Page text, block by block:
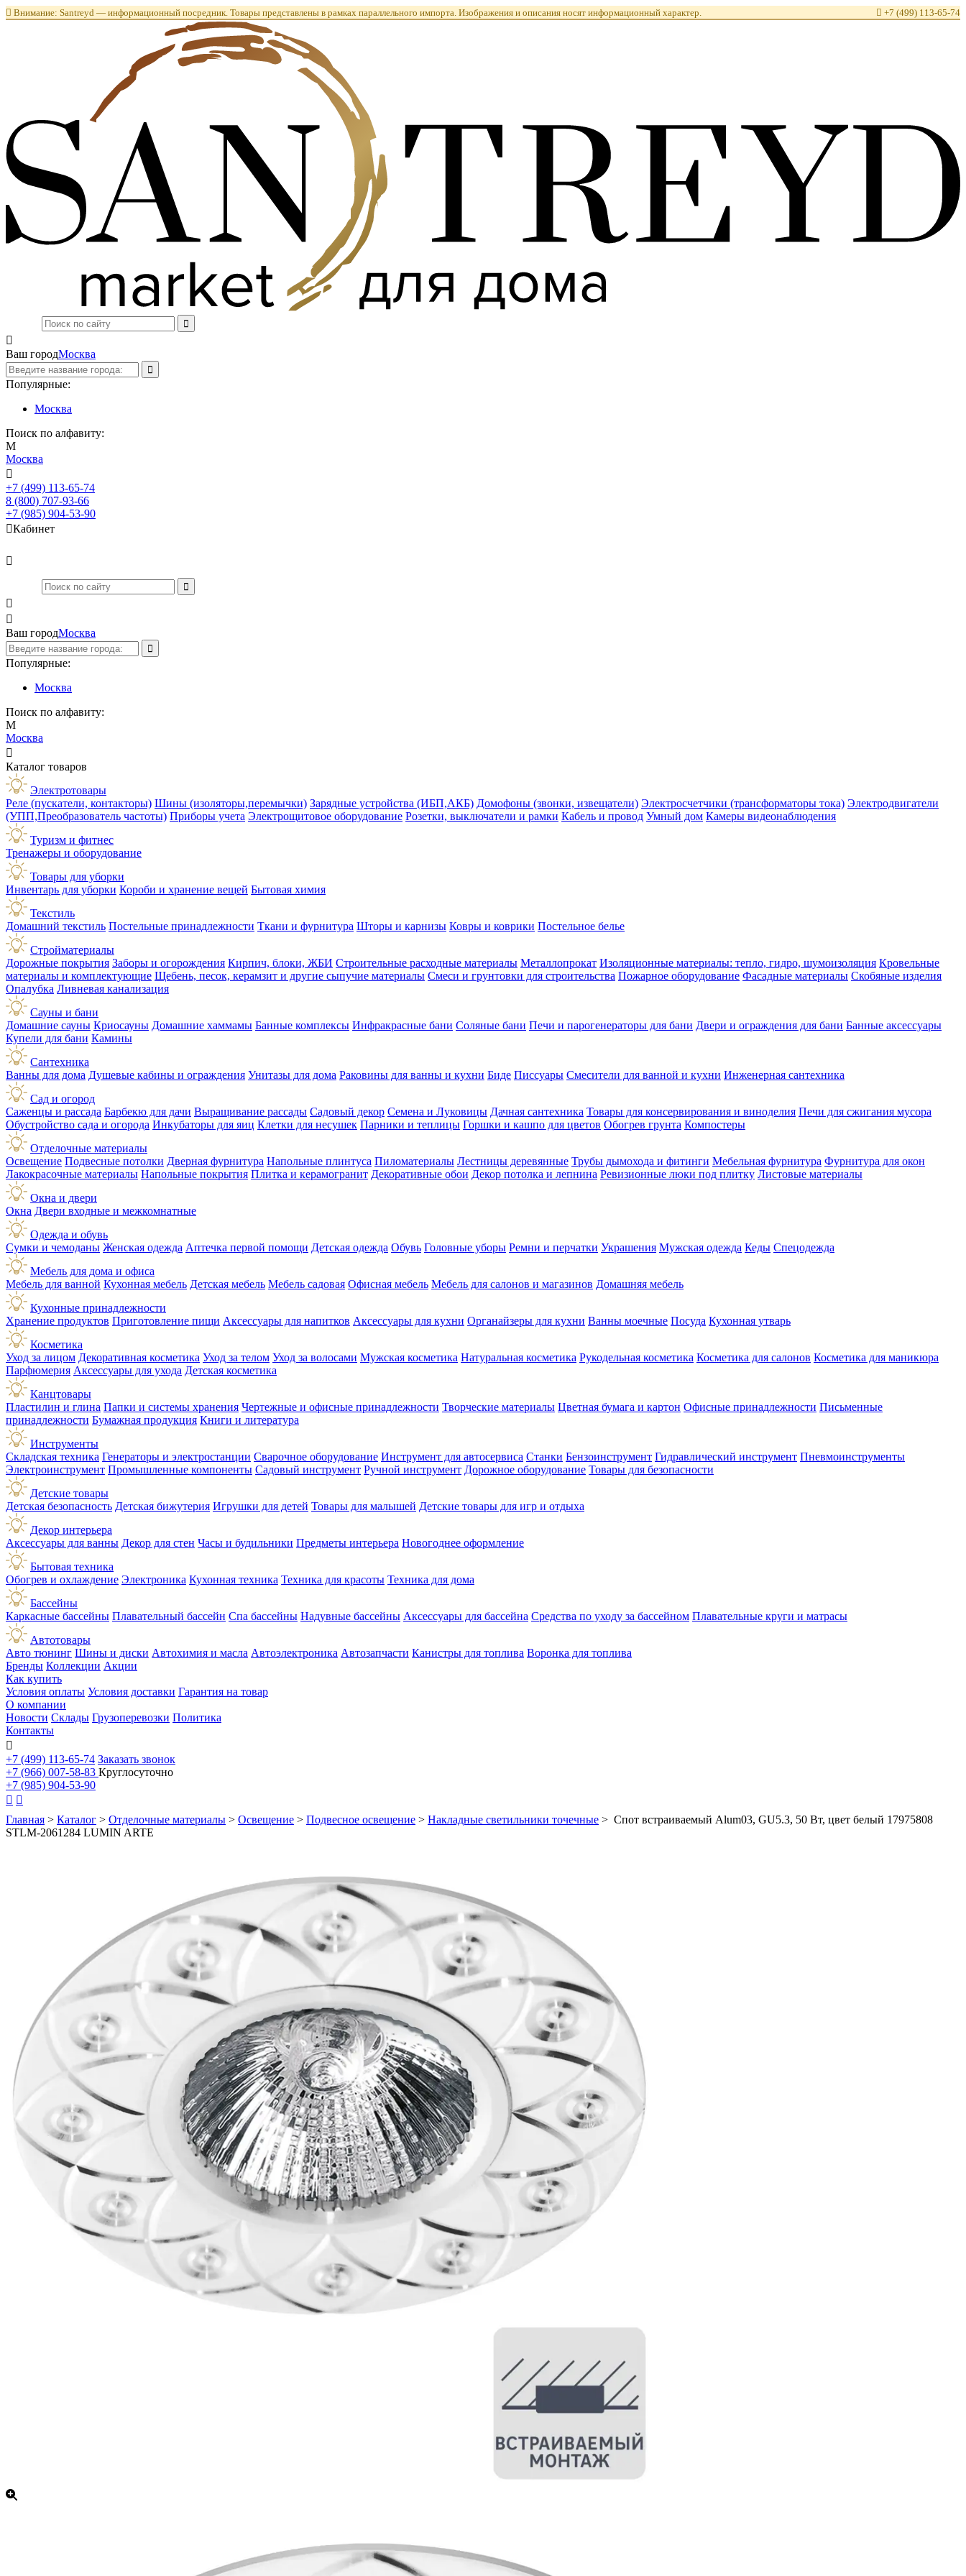
 Внимание: Santreyd — информационный посредник. Товары представлены в рамках параллельного импорта. Изображения и описания носят информационный характер.  +7 (499) 113-65-74

Ваш городМосква
Популярные:
Москва
Поиск по алфавиту:
М
Москва

+7 (499) 113-65-74
8 (800) 707-93-66
+7 (985) 904-53-90
Кабинет



Ваш городМосква
Популярные:
Москва
Поиск по алфавиту:
М
Москва

Каталог товаров
Электротовары
Реле (пускатели, контакторы) Шины (изоляторы,перемычки) Зарядные устройства (ИБП,АКБ) Домофоны (звонки, извещатели) Электросчетчики (трансформаторы тока) Электродвигатели
(УПП,Преобразователь частоты) Приборы учета Электрощитовое оборудование Розетки, выключатели и рамки Кабель и провод Умный дом Камеры видеонаблюдения
Туризм и фитнес
Тренажеры и оборудование
Товары для уборки
Инвентарь для уборки Короби и хранение вещей Бытовая химия
Текстиль
Домашний текстиль Постельные принадлежности Ткани и фурнитура Шторы и карнизы Ковры и коврики Постельное белье
Стройматериалы
Дорожные покрытия Заборы и огорождения Кирпич, блоки, ЖБИ Строительные расходные материалы Металлопрокат Изоляционные материалы: тепло, гидро, шумоизоляция Кровельные
материалы и комплектующие Щебень, песок, керамзит и другие сыпучие материалы Смеси и грунтовки для строительства Пожарное оборудование Фасадные материалы Скобяные изделия
Опалубка Ливневая канализация
Сауны и бани
Домашние сауны Криосауны Домашние хаммамы Банные комплексы Инфракрасные бани Соляные бани Печи и парогенераторы для бани Двери и ограждения для бани Банные аксессуары
Купели для бани Камины
Сантехника
Ванны для дома Душевые кабины и ограждения Унитазы для дома Раковины для ванны и кухни Биде Писсуары Смесители для ванной и кухни Инженерная сантехника
Сад и огород
Саженцы и рассада Барбекю для дачи Выращивание рассады Садовый декор Семена и Луковицы Дачная сантехника Товары для консервирования и виноделия Печи для сжигания мусора
Обустройство сада и огорода Инкубаторы для яиц Клетки для несушек Парники и теплицы Горшки и кашпо для цветов Обогрев грунта Компостеры
Отделочные материалы
Освещение Подвесные потолки Дверная фурнитура Напольные плинтуса Пиломатериалы Лестницы деревянные Трубы дымохода и фитинги Мебельная фурнитура Фурнитура для окон
Лакокрасочные материалы Напольные покрытия Плитка и керамогранит Декоративные обои Декор потолка и лепнина Ревизионные люки под плитку Листовые материалы
Окна и двери
Окна Двери входные и межкомнатные
Одежда и обувь
Сумки и чемоданы Женская одежда Аптечка первой помощи Детская одежда Обувь Головные уборы Ремни и перчатки Украшения Мужская одежда Кеды Спецодежда
Мебель для дома и офиса
Мебель для ванной Кухонная мебель Детская мебель Мебель садовая Офисная мебель Мебель для салонов и магазинов Домашняя мебель
Кухонные принадлежности
Хранение продуктов Приготовление пищи Аксессуары для напитков Аксессуары для кухни Органайзеры для кухни Ванны моечные Посуда Кухонная утварь
Косметика
Уход за лицом Декоративная косметика Уход за телом Уход за волосами Мужская косметика Натуральная косметика Рукодельная косметика Косметика для салонов Косметика для маникюра
Парфюмерия Аксессуары для ухода Детская косметика
Канцтовары
Пластилин и глина Папки и системы хранения Чертежные и офисные принадлежности Творческие материалы Цветная бумага и картон Офисные принадлежности Письменные
принадлежности Бумажная продукция Книги и литература
Инструменты
Складская техника Генераторы и электростанции Сварочное оборудование Инструмент для автосервиса Станки Бензоинструмент Гидравлический инструмент Пневмоинструменты
Электроинструмент Промышленные компоненты Садовый инструмент Ручной инструмент Дорожное оборудование Товары для безопасности
Детские товары
Детская безопасность Детская бижутерия Игрушки для детей Товары для малышей Детские товары для игр и отдыха
Декор интерьера
Аксессуары для ванны Декор для стен Часы и будильники Предметы интерьера Новогоднее оформление
Бытовая техника
Обогрев и охлаждение Электроника Кухонная техника Техника для красоты Техника для дома
Бассейны
Каркасные бассейны Плавательный бассейн Спа бассейны Надувные бассейны Аксессуары для бассейна Средства по уходу за бассейном Плавательные круги и матрасы
Автотовары
Авто тюнинг Шины и диски Автохимия и масла Автоэлектроника Автозапчасти Канистры для топлива Воронка для топлива
Бренды Коллекции Акции
Как купить
Условия оплаты Условия доставки Гарантия на товар
О компании
Новости Склады Грузоперевозки Политика
Контакты

+7 (499) 113-65-74 Заказать звонок
+7 (966) 007-58-83 Круглосуточно
+7 (985) 904-53-90
 
Главная > Каталог > Отделочные материалы > Освещение > Подвесное освещение > Накладные светильники точечные > Спот встраиваемый Alum03, GU5.3, 50 Вт, цвет белый 17975808
STLM-2061284 LUMIN ARTE